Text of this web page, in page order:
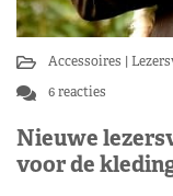
Accessoires
6 reacties
Nieuwe
voor de